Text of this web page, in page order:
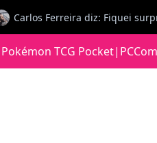
Jonas diz: Estou seriamente
TCG Pocket|